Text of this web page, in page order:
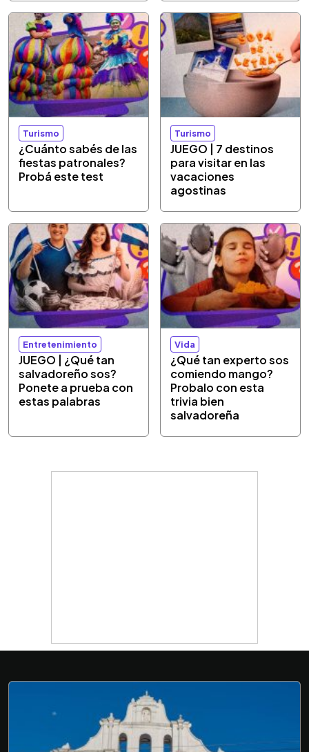
Turismo
¿Cuánto sabés de las
fiestas patronales?
Probá este test
Turismo
JUEGO | 7 destinos
para visitar en las
vacaciones
agostinas
Entretenimiento
JUEGO | ¿Qué tan
salvadoreño sos?
Ponete a prueba con
estas palabras
Vida
¿Qué tan experto sos
comiendo mango?
Probalo con esta
trivia bien
salvadoreña